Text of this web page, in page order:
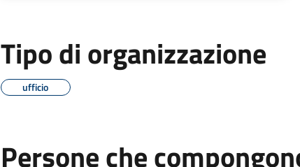
Tipo di organizzazione
ufficio
Persone che